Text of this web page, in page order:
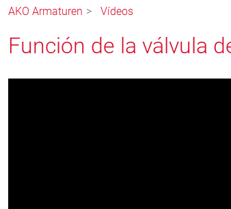
AKO Armaturen Vídeos
Función de la válvula